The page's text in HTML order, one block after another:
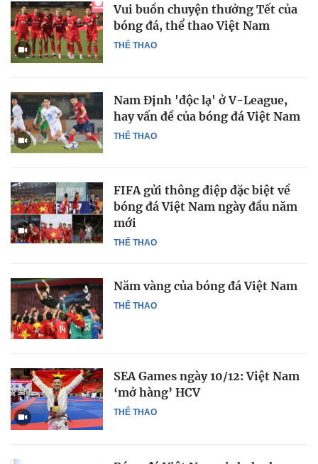
THỂ THAO
Vui buồn chuyện thưởng Tết của
bóng đá, thể thao Việt Nam
THỂ THAO
Nam Định 'độc lạ' ở V-League,
hay vấn đề của bóng đá Việt Nam
THỂ THAO
FIFA gửi thông điệp đặc biệt về
bóng đá Việt Nam ngày đầu năm
mới
THỂ THAO
Năm vàng của bóng đá Việt Nam
THỂ THAO
SEA Games ngày 10/12: Việt Nam
‘mở hàng’ HCV